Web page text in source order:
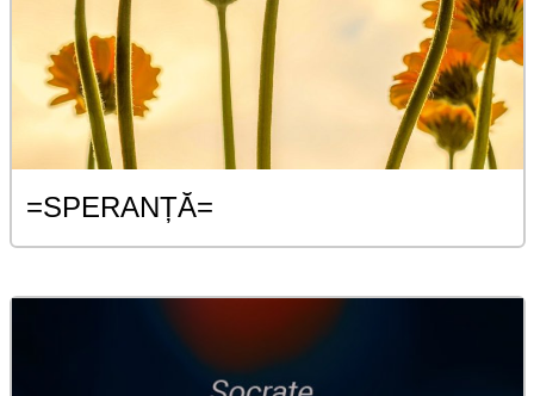
=SPERANȚĂ=